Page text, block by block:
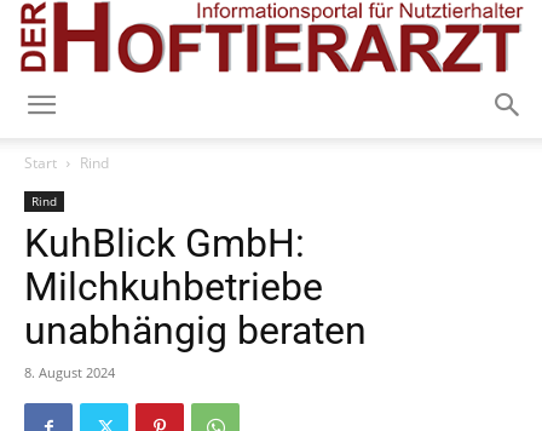
Start Rind
Rind
KuhBlick GmbH:
Milchkuhbetriebe
unabhängig beraten
8. August 2024